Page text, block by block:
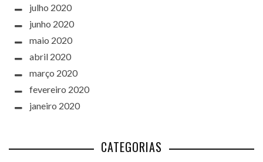
julho 2020
junho 2020
maio 2020
abril 2020
março 2020
fevereiro 2020
janeiro 2020
CATEGORIAS